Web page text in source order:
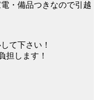
・備品つきなので引越
て下さい！
担します！